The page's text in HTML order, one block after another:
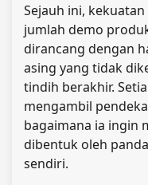
Sejauh ini,
jumlah demo
dirancang dengan
asing yang tidak
tindih berakhir.
mengambil
bagaimana ia ingin
dibentuk oleh
sendiri.